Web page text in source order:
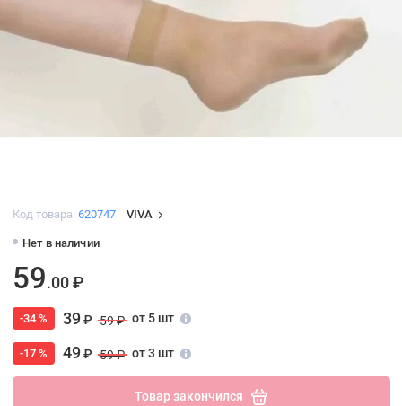
Код товара: 620747 VIVA
Нет в наличии
59.00 ₽
-34 % 39₽ 59 ₽ от 5 шт
-17 % 49₽ 59 ₽ от 3 шт
Товар закончился